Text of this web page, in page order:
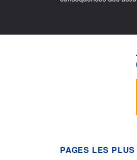
PAGES LES